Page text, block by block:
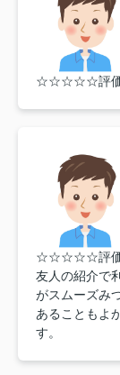
☆☆☆☆☆評
☆☆☆☆☆評
友人の紹介で
がスムーズみ
あることもよ
す。